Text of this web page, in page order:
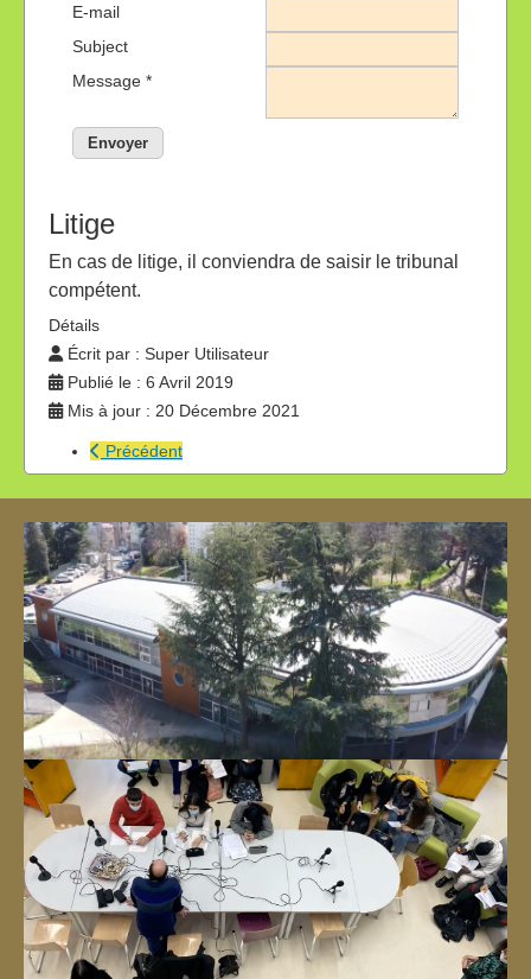
E-mail
Subject
Message *
Envoyer
Litige
En cas de litige, il conviendra de saisir le tribunal
compétent.
Détails
Écrit par : Super Utilisateur
Publié le : 6 Avril 2019
Mis à jour : 20 Décembre 2021
Précédent